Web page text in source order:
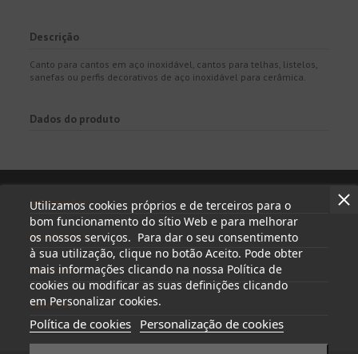
Descrição
Canto para cantos em aço inoxidável, cantos para telhas, listelos,
sanefas ou perfis decorativos de aço inoxidável para cerâmica.
Dados do produto
Utilizamos cookies próprios e de terceiros para o
bom funcionamento do sítio Web e para melhorar
os nossos serviços. Para dar o seu consentimento
à sua utilização, clique no botão Aceito. Pode obter
mais informações clicando na nossa Política de
cookies ou modificar as suas definições clicando
em Personalizar cookies.
Política de cookies Personalização de cookies
Informações
A minha conta
Contactar
Follow us